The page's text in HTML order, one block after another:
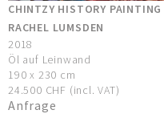
CHINTZY HISTORY PAINTING
RACHEL LUMSDEN
2018
Öl auf Leinwand
190 x 230 cm
24.500 CHF (incl. VAT)
Anfrage